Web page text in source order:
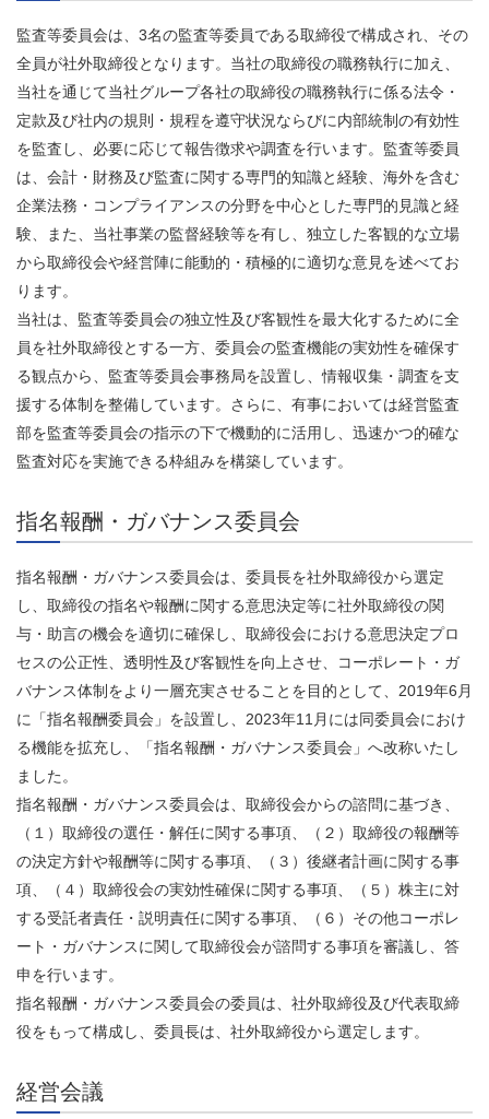
監査等委員会は、3名の監査等委員である取締役で構成され、その
全員が社外取締役となります。当社の取締役の職務執行に加え、
当社を通じて当社グループ各社の取締役の職務執行に係る法令・
定款及び社内の規則・規程を遵守状況ならびに内部統制の有効性
を監査し、必要に応じて報告徴求や調査を行います。監査等委員
は、会計・財務及び監査に関する専門的知識と経験、海外を含む
企業法務・コンプライアンスの分野を中心とした専門的見識と経
験、また、当社事業の監督経験等を有し、独立した客観的な立場
から取締役会や経営陣に能動的・積極的に適切な意見を述べてお
ります。
当社は、監査等委員会の独立性及び客観性を最大化するために全
員を社外取締役とする一方、委員会の監査機能の実効性を確保す
る観点から、監査等委員会事務局を設置し、情報収集・調査を支
援する体制を整備しています。さらに、有事においては経営監査
部を監査等委員会の指示の下で機動的に活用し、迅速かつ的確な
監査対応を実施できる枠組みを構築しています。
指名報酬・ガバナンス委員会
指名報酬・ガバナンス委員会は、委員長を社外取締役から選定
し、取締役の指名や報酬に関する意思決定等に社外取締役の関
与・助言の機会を適切に確保し、取締役会における意思決定プロ
セスの公正性、透明性及び客観性を向上させ、コーポレート・ガ
バナンス体制をより一層充実させることを目的として、2019年6月
に「指名報酬委員会」を設置し、2023年11月には同委員会におけ
る機能を拡充し、「指名報酬・ガバナンス委員会」へ改称いたし
ました。
指名報酬・ガバナンス委員会は、取締役会からの諮問に基づき、
（１）取締役の選任・解任に関する事項、（２）取締役の報酬等
の決定方針や報酬等に関する事項、（３）後継者計画に関する事
項、（４）取締役会の実効性確保に関する事項、（５）株主に対
する受託者責任・説明責任に関する事項、（６）その他コーポレ
ート・ガバナンスに関して取締役会が諮問する事項を審議し、答
申を行います。
指名報酬・ガバナンス委員会の委員は、社外取締役及び代表取締
役をもって構成し、委員長は、社外取締役から選定します。
経営会議